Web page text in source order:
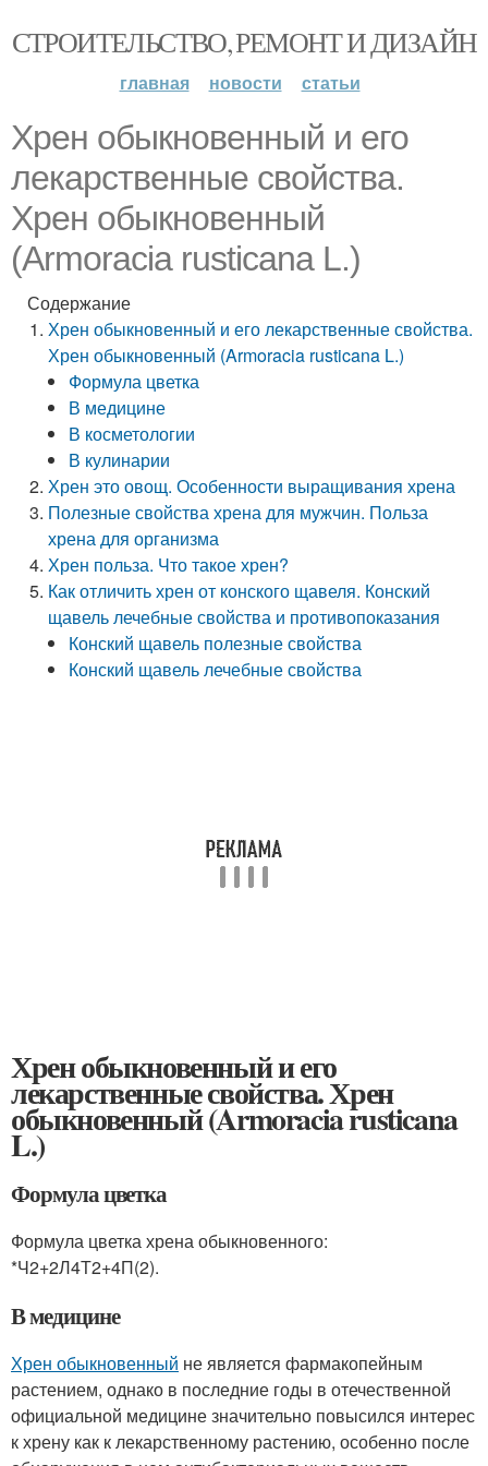
СТРОИТЕЛЬСТВО, РЕМОНТ И ДИЗАЙН
главная новости статьи
Хрен обыкновенный и его
лекарственные свойства.
Хрен обыкновенный
(Armoracia rusticana L.)
Содержание
Хрен обыкновенный и его лекарственные свойства.
Хрен обыкновенный (Armoracia rusticana L.)
Формула цветка
В медицине
В косметологии
В кулинарии
Хрен это овощ. Особенности выращивания хрена
Полезные свойства хрена для мужчин. Польза
хрена для организма
Хрен польза. Что такое хрен?
Как отличить хрен от конского щавеля. Конский
щавель лечебные свойства и противопоказания
Конский щавель полезные свойства
Конский щавель лечебные свойства
Хрен обыкновенный и его
лекарственные свойства. Хрен
обыкновенный (Armoracia rusticana
L.)
Формула цветка
Формула цветка хрена обыкновенного:
*Ч2+2Л4Т2+4П(2).
В медицине
Хрен обыкновенный не является фармакопейным
растением, однако в последние годы в отечественной
официальной медицине значительно повысился интерес
к хрену как к лекарственному растению, особенно после